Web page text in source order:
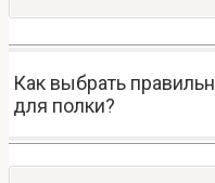
Как выбрать
для полки?